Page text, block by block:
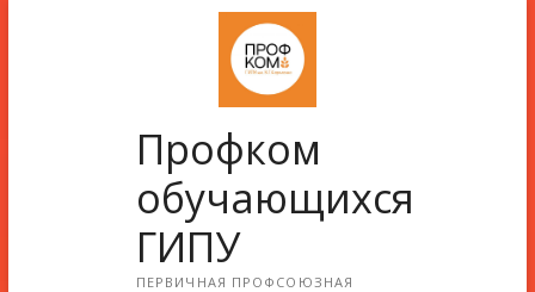
Профком
обучающихся
ГИПУ
ПЕРВИЧНАЯ ПРОФСОЮЗНАЯ